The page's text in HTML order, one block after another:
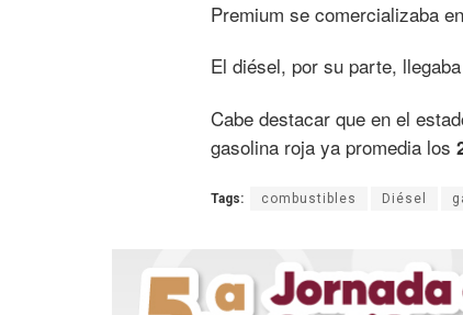
Premium se comercializaba en
El diésel, por su parte,
Cabe destacar que en el
gasolina roja ya promedia los
Tags: combustibles Diésel